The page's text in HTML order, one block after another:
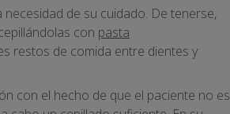
de su cuidado. De tenerse,
con pasta
restos de comida entre dientes y
con el hecho de que el paciente no es